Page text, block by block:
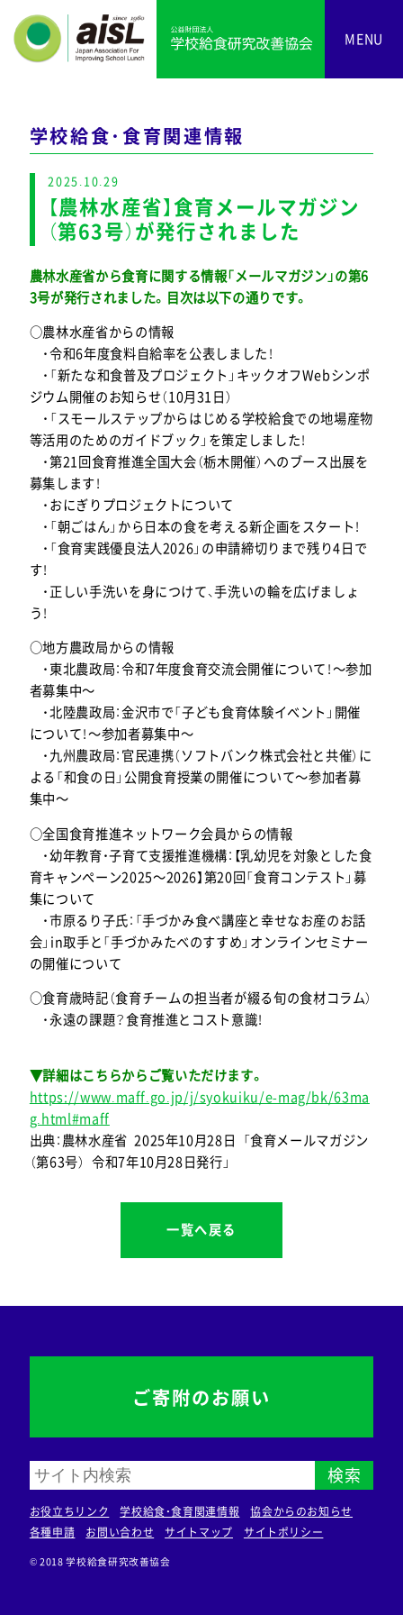
MENU
学校給食・食育関連情報
2025.10.29
【農林水産省】食育メールマガジン
（第63号）が発行されました
農林水産省から食育に関する情報「メールマガジン」の第6
3号が発行されました。目次は以下の通りです。
○農林水産省からの情報
・令和6年度食料自給率を公表しました！
・「新たな和食普及プロジェクト」キックオフWebシンポ
ジウム開催のお知らせ（10月31日）
・「スモールステップからはじめる学校給食での地場産物
等活用のためのガイドブック」を策定しました！
・第21回食育推進全国大会（栃木開催）へのブース出展を
募集します！
・おにぎりプロジェクトについて
・「朝ごはん」から日本の食を考える新企画をスタート！
・「食育実践優良法人2026」の申請締切りまで残り4日で
す！
・正しい手洗いを身につけて、手洗いの輪を広げましょ
う！
○地方農政局からの情報
・東北農政局：令和7年度食育交流会開催について！～参加
者募集中～
・北陸農政局：金沢市で「子ども食育体験イベント」開催
について！～参加者募集中～
・九州農政局：官民連携（ソフトバンク株式会社と共催）に
よる「和食の日」公開食育授業の開催について～参加者募
集中～
○全国食育推進ネットワーク会員からの情報
・幼年教育・子育て支援推進機構：【乳幼児を対象とした食
育キャンペーン2025～2026】第20回「食育コンテスト」募
集について
・市原るり子氏：「手づかみ食べ講座と幸せなお産のお話
会」in取手と「手づかみたべのすすめ」オンラインセミナー
の開催について
○食育歳時記（食育チームの担当者が綴る旬の食材コラム）
・永遠の課題？食育推進とコスト意識！
▼詳細はこちらからご覧いただけます。
https://www.maff.go.jp/j/syokuiku/e-mag/bk/63ma
g.html#maff
出典：農林水産省 2025年10月28日 「食育メールマガジン
（第63号） 令和7年10月28日発行」
一覧へ戻る
検索
お役立ちリンク 学校給食・食育関連情報
協会からのお知らせ
各種申請
お問い合わせ サイトマップ サイトポリシー
© 2018 学校給食研究改善協会
ご寄附のお願い